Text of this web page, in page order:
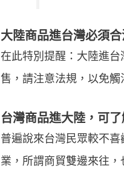
大陸商品進台灣必須
在此特別提醒：大陸進
售，請注意法規，以免觸
台灣商品進大陸，可
普遍說來台灣民眾較不
業，所謂商貿雙邊來往，